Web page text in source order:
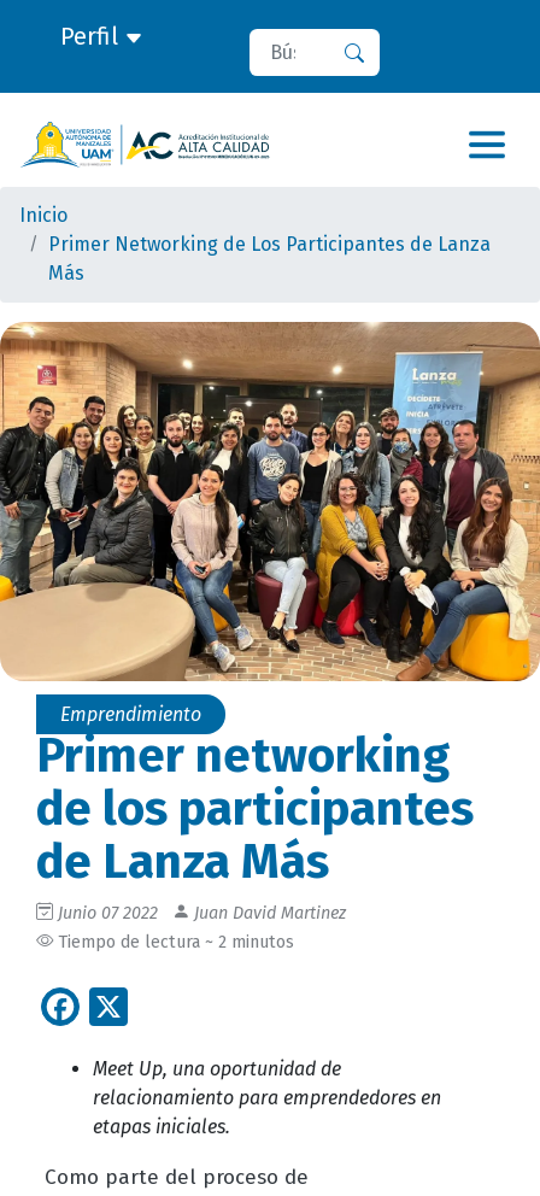
Perfil Buscar
Inicio
Primer Networking de Los Participantes de Lanza
Más
Emprendimiento
Primer networking
de los participantes
de Lanza Más
Junio 07 2022
Juan David Martinez
Tiempo de lectura ~ 2 minutos
Facebook
Meet Up, una oportunidad de
relacionamiento para emprendedores en
etapas iniciales.
Como parte del proceso de